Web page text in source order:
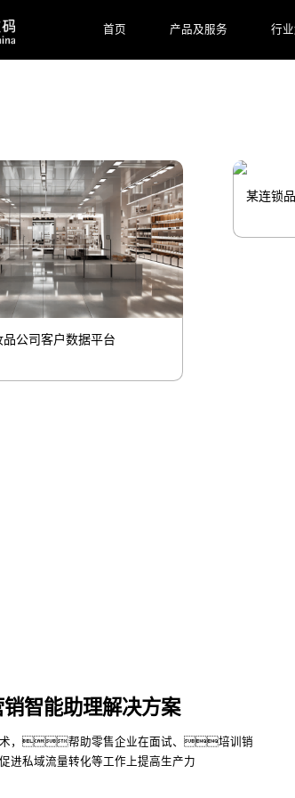
首页 产品及服务 行
字化的力量，帮助零售快消品牌掌握“先机
公司客户数据平台
某连锁
智能助理解决方案
术，帮助零售企业在面试、培训销
私域流量转化等工作上提高生产力